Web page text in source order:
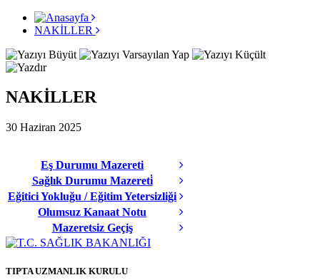
NAKİLLER
NAKİLLER
30 Haziran 2025
Eş Durumu Mazereti
Sağlık Durumu Mazereti̇
Eğitici Yokluğu / Eğitim Yetersizliği
Olumsuz Kanaat Notu
Mazeretsiz Geçiş
TIPTA UZMANLIK KURULU